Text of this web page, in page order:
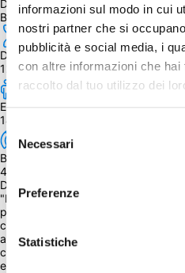
informazioni sul modo in cui
nostri partner che si
pubblicità e social media, i
con altre informazioni che hai
raccolto dal tuo utilizzo dei
Selezione
del
consenso
Necessari
Preferenze
Statistiche
Dipendenza dalla lingua
Bassa, poco testo sulle carte
Durata
120 - 240 min.
Età
14+
BGG Weight
4,20
Descrizione
"Limonata? Volete limonata? Dove
pubblicità per gli hamburger su
casa dell'originale Burger, non un
anche un cartellone accanto a
che desiderino birra ogni secondo
elegante giardino."